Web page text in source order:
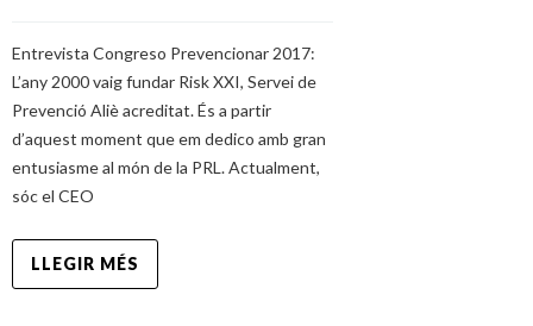
Entrevista Congreso Prevencionar 2017:
L’any 2000 vaig fundar Risk XXI, Servei de
Prevenció Aliè acreditat. És a partir
d’aquest moment que em dedico amb gran
entusiasme al món de la PRL. Actualment,
sóc el CEO
LLEGIR MÉS